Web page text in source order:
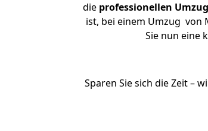
die professionellen
ist, bei einem Umzug von
Sie nun eine
Sparen Sie sich die Zeit –